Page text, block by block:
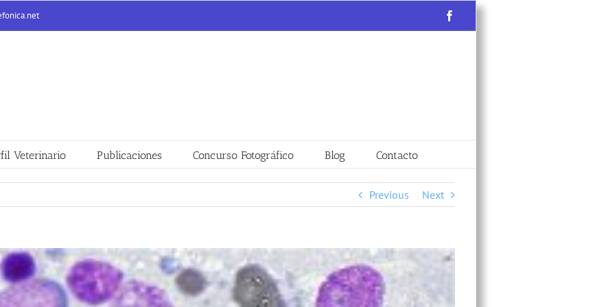
Veterinario Publicaciones Concurso Fotográfico Blog Contacto
Previous Next